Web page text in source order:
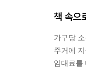
책 속으
가구당
주거에
임대료를